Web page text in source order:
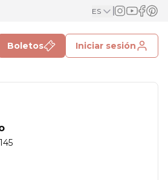
ES
Boletos Iniciar sesión